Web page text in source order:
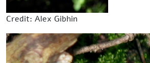
Credit: Alex Gibhin